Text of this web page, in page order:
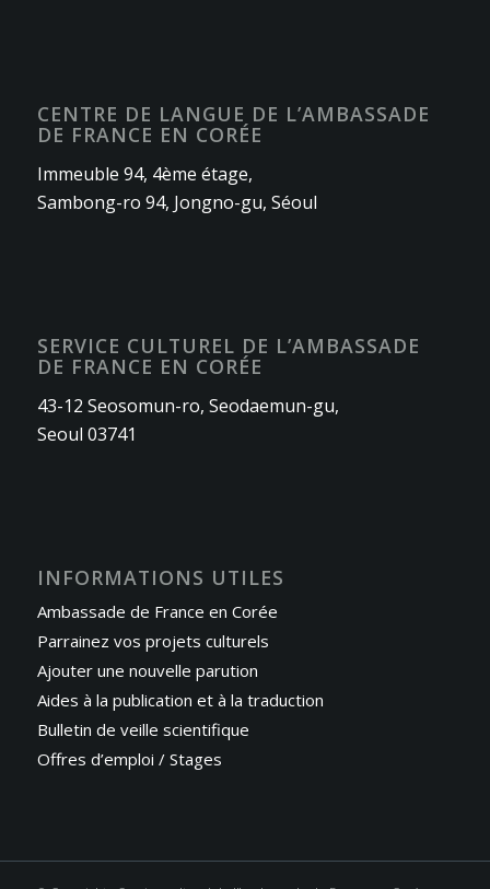
CENTRE DE LANGUE DE L’AMBASSADE
DE FRANCE EN CORÉE
Immeuble 94, 4ème étage,
Sambong-ro 94, Jongno-gu, Séoul
SERVICE CULTUREL DE L’AMBASSADE
DE FRANCE EN CORÉE
43-12 Seosomun-ro, Seodaemun-gu,
Seoul 03741
INFORMATIONS UTILES
Ambassade de France en Corée
Parrainez vos projets culturels
Ajouter une nouvelle parution
Aides à la publication et à la traduction
Bulletin de veille scientifique
Offres d’emploi / Stages